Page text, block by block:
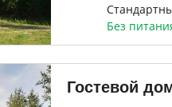
Без
Гостевой